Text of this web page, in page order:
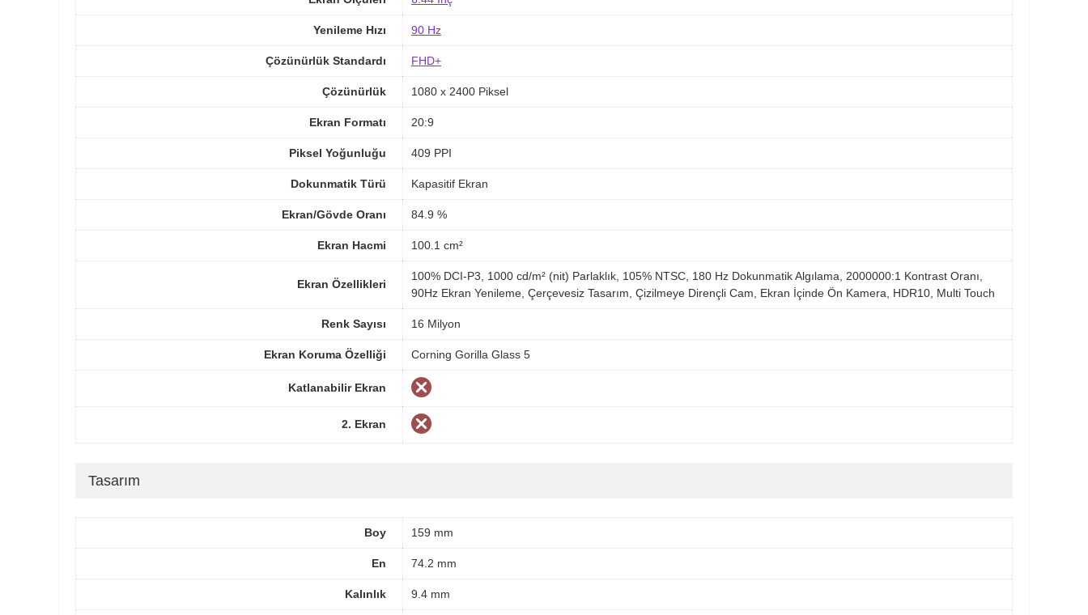
Yenileme Hızı 90 Hz
Çözünürlük Standardı FHD+
Çözünürlük 1080 x 2400 Piksel
Ekran Formatı 20:9
Piksel Yoğunluğu 409 PPI
Dokunmatik Türü Kapasitif Ekran
Ekran/Gövde Oranı 84.9 %
Ekran Hacmi 100.1 cm²
Ekran Özellikleri
100% DCI-P3, 1000 cd/m² (nit) Parlaklık, 105% NTSC, 180 Hz Dokunmatik Algılama, 2000000:1 Kontrast Oranı,
90Hz Ekran Yenileme, Çerçevesiz Tasarım, Çizilmeye Dirençli Cam, Ekran İçinde Ön Kamera, HDR10, Multi Touch
Renk Sayısı 16 Milyon
Ekran Koruma Özelliği Corning Gorilla Glass 5
Katlanabilir Ekran
2. Ekran
Tasarım
Boy 159 mm
En 74.2 mm
Kalınlık 9.4 mm